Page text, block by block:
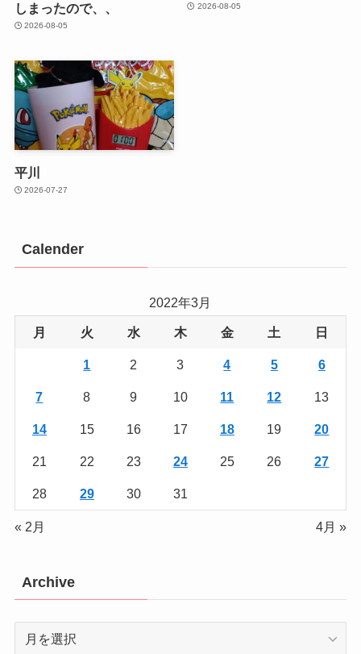
しまったので、、
2026-08-05
2026-08-05
平川
2026-07-27
Calender
2022年3月
月 火 水 木 金 土 日
1 2 3 4 5 6
7 8 9 10 11 12 13
14 15 16 17 18 19 20
21 22 23 24 25 26 27
28 29 30 31
« 2月 4月 »
Archive
Archive